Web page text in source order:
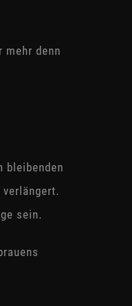
denn
bleibenden
sein.